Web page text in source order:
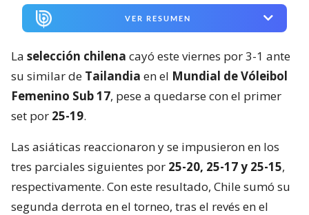
VER RESUMEN
La selección chilena cayó este viernes por 3-1 ante
su similar de Tailandia en el Mundial de Vóleibol
Femenino Sub 17, pese a quedarse con el primer
set por 25-19.
Las asiáticas reaccionaron y se impusieron en los
tres parciales siguientes por 25-20, 25-17 y 25-15,
respectivamente. Con este resultado, Chile sumó su
segunda derrota en el torneo, tras el revés en el